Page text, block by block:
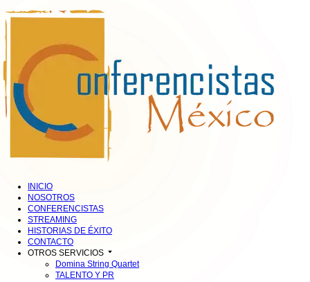
INICIO
NOSOTROS
CONFERENCISTAS
STREAMING
HISTORIAS DE ÉXITO
CONTACTO
OTROS SERVICIOS
Domina String Quartet
TALENTO Y PR